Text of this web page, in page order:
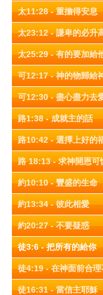
太11:28 - 重擔得安息
太23:12 - 謙卑的必升
太25:29 - 有的要加給
可12:17 - 神的物歸給
可12:30 - 盡心盡力去
路1:38 - 成就主的話
路10:42 - 選擇上好的
路 18:13 - 求神開恩可
約10:10 - 豐盛的生命
約13:34 - 彼此相愛
約20:27 - 不要疑惑
徒3:6 - 把所有的給你
徒4:19 - 在神面前合理
徒16:31 - 當信主耶穌